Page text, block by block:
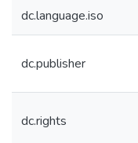
dc.language.iso
dc.publisher
dc.rights